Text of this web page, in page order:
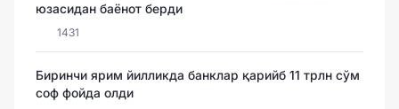
юзасидан баёнот берди
1431
Биринчи ярим йилликда банклар қарийб 11 трлн сўм
соф фойда олди